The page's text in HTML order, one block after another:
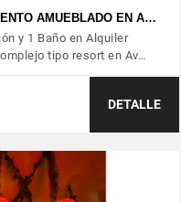
AMUEBLADO EN A…
y 1 Baño en Alquiler
tipo resort en Av…
DETALLE